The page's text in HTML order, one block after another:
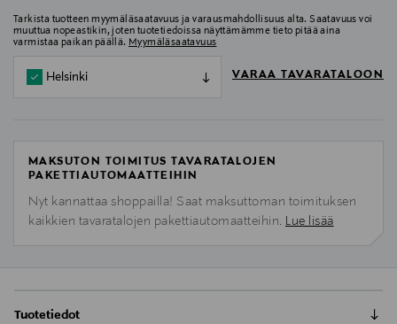
Tarkista tuotteen myymäläsaatavuus ja varausmahdollisuus alta. Saatavuus voi
muuttua nopeastikin, joten tuotetiedoissa näyttämämme tieto pitää aina
varmistaa paikan päällä. Myymäläsaatavuus
Helsinki VARAA TAVARATALOON
MAKSUTON TOIMITUS TAVARATALOJEN
PAKETTIAUTOMAATTEIHIN
Nyt kannattaa shoppailla! Saat maksuttoman toimituksen
kaikkien tavaratalojen pakettiautomaatteihin. Lue lisää
Tuotetiedot